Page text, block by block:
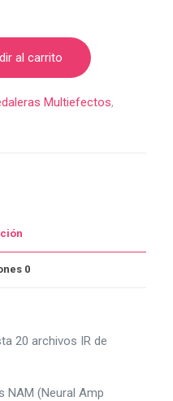
al carrito
Multiefectos,
0
20 archivos IR de
NAM (Neural Amp